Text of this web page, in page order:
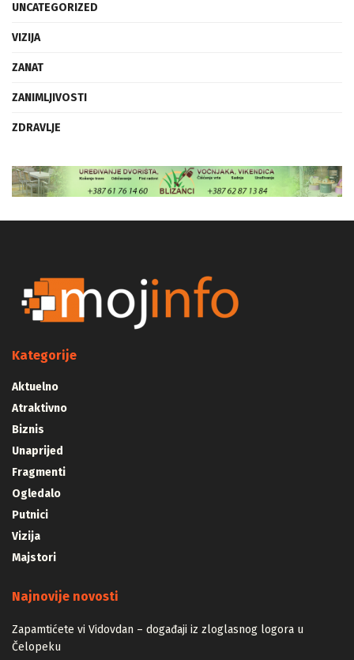
UNCATEGORIZED
VIZIJA
ZANAT
ZANIMLJIVOSTI
ZDRAVLJE
Kategorije
Aktuelno
Atraktivno
Biznis
Unaprijed
Fragmenti
Ogledalo
Putnici
Vizija
Majstori
Najnovije novosti
Zapamtićete vi Vidovdan – događaji iz zloglasnog logora u
Čelopeku